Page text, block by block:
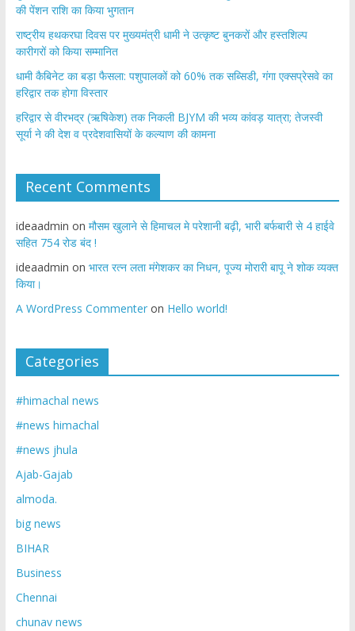
की पेंशन राशि का किया भुगतान
राष्ट्रीय हथकरघा दिवस पर मुख्यमंत्री धामी ने उत्कृष्ट बुनकरों और हस्तशिल्प
कारीगरों को किया सम्मानित
​धामी कैबिनेट का बड़ा फैसला: पशुपालकों को 60% तक सब्सिडी, गंगा एक्सप्रेसवे का
हरिद्वार तक होगा विस्तार
​हरिद्वार से वीरभद्र (ऋषिकेश) तक निकली BJYM की भव्य कांवड़ यात्रा; तेजस्वी
सूर्या ने की देश व प्रदेशवासियों के कल्याण की कामना
Recent Comments
ideaadmin on मौसम खुलाने से हिमाचल मे परेशानी बढ़ी, भारी बर्फबारी से 4 हाईवे
सहित 754 रोड बंद !
ideaadmin on भारत रत्न लता मंगेशकर का निधन, पूज्य मोरारी बापू ने शोक व्यक्त
किया।
A WordPress Commenteron Hello world!
Categories
#himachal news
#news himachal
#news jhula
Ajab-Gajab
almoda.
big news
BIHAR
Business
Chennai
chunav news